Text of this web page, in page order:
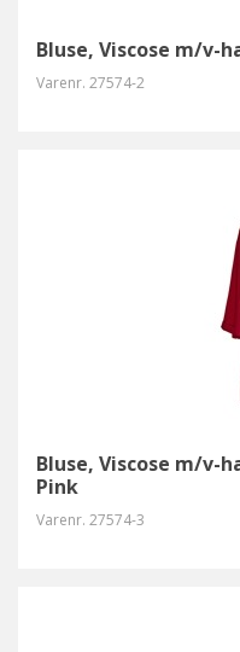
Bluse, Viscose m/v-
Varenr. 27574-2
Bluse, Viscose m/v-
Pink
Varenr. 27574-3